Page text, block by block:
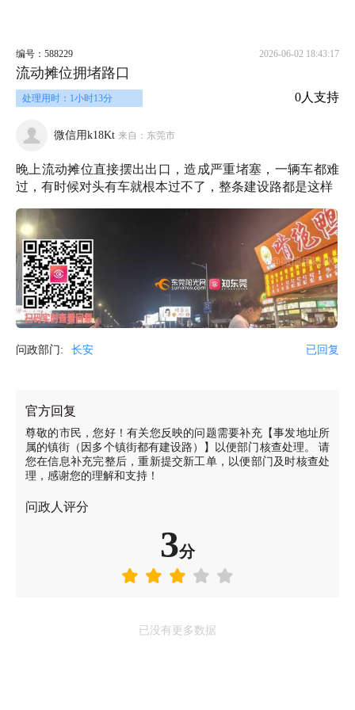
编号：588229 2026-06-02 18:43:17
流动摊位拥堵路口
处理用时：1小时13分 0人支持
微信用k18Kt 来自：东莞市
晚上流动摊位直接摆出出口，造成严重堵塞，一辆车都难
过，有时候对头有车就根本过不了，整条建设路都是这样
问政部门: 长安 已回复
官方回复
尊敬的市民，您好！有关您反映的问题需要补充【事发地址所
属的镇街（因多个镇街都有建设路）】以便部门核查处理。 请
您在信息补充完整后，重新提交新工单，以便部门及时核查处
理，感谢您的理解和支持！
问政人评分
3分
已没有更多数据